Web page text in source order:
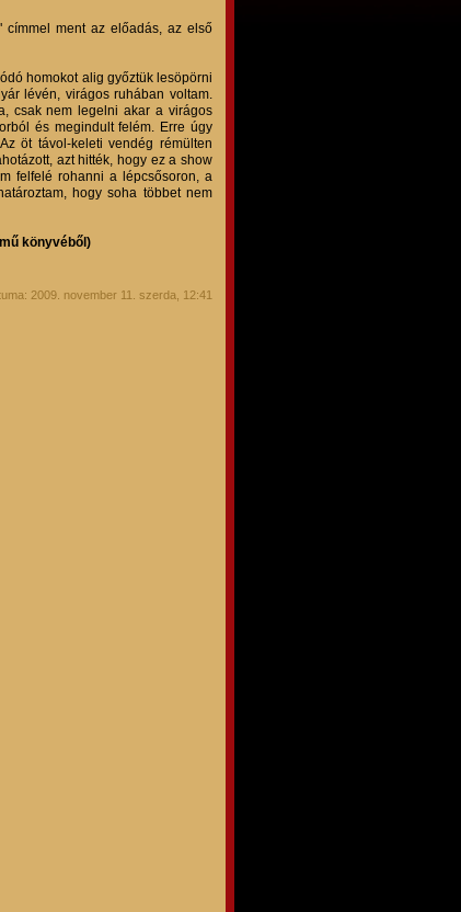
címmel ment az előadás, az első
homokot alig győztük lesöpörni
lévén, virágos ruhában voltam.
csak nem legelni akar a virágos
és megindult felém. Erre úgy
öt távol-keleti vendég rémülten
azt hitték, hogy ez a show
felfelé rohanni a lépcsősoron, a
hogy soha többet nem
könyvéből)
2009. november 11. szerda, 12:41